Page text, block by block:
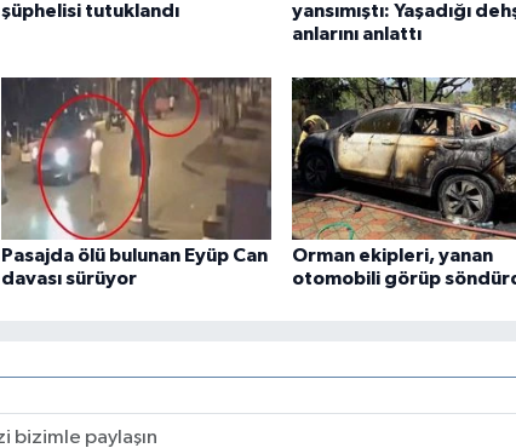
şüphelisi tutuklandı
yansımıştı: Yaşadığı
anlarını anlattı
Pasajda ölü bulunan Eyüp Can
davası sürüyor
Orman ekipleri, yanan
otomobili görüp